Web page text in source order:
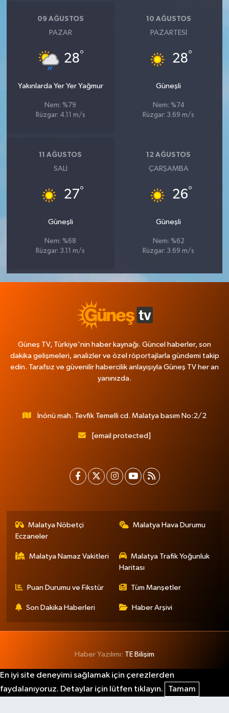
09 AĞUSTOS
PAZAR
28°
Yakınlarda Yer Yer Yağmur
Nem: %79
Rüzgar: 4.11 m/s
10 AĞUSTOS
PAZARTESI
28°
Güneşli
Nem: %74
Rüzgar: 3.69 m/s
11 AĞUSTOS
SALI
27°
Güneşli
Nem: %68
Rüzgar: 3.11 m/s
12 AĞUSTOS
ÇARŞAMBA
26°
Güneşli
Nem: %62
Rüzgar: 3.69 m/s
Güneş TV, Türkiye'nin haber kaynağı. Güncel haberler, son
dakika gelişmeleri, analizler ve özel röportajlarla gündemi takip
edin. Tarafsız ve güvenilir habercilik anlayışıyla Güneş TV her an
yanınızda.
İnönü mah. Tevfik Temelli cd. Malatya basım No:2/2
[email protected]
Malatya Nöbetçi
Eczaneler
Malatya Hava Durumu
Malatya Namaz Vakitleri
Malatya Trafik Yoğunluk
Haritası
Puan Durumu ve Fikstür Tüm Manşetler
Son Dakika Haberleri Haber Arşivi
Haber Yazılımı: TE Bilişim
En iyi site deneyimi sağlamak için çerezlerden
faydalanıyoruz. Detaylar için lütfen tıklayın.
Tamam